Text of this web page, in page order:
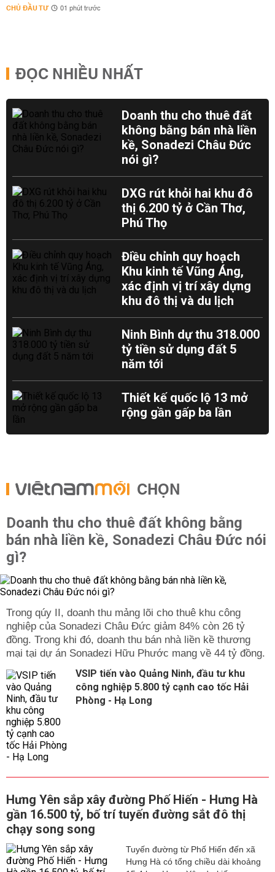
CHỦ ĐẦU TƯ 01 phút trước
ĐỌC NHIỀU NHẤT
Doanh thu cho thuê đất
không bằng bán nhà liền
kề, Sonadezi Châu Đức
nói gì?
DXG rút khỏi hai khu đô
thị 6.200 tỷ ở Cần Thơ,
Phú Thọ
Điều chỉnh quy hoạch
Khu kinh tế Vũng Áng,
xác định vị trí xây dựng
khu đô thị và du lịch
Ninh Bình dự thu 318.000
tỷ tiền sử dụng đất 5
năm tới
Thiết kế quốc lộ 13 mở
rộng gần gấp ba lần
CHỌN
Doanh thu cho thuê đất không bằng
bán nhà liền kề, Sonadezi Châu Đức nói
gì?
Trong qúy II, doanh thu mảng lõi cho thuê khu công
nghiệp của Sonadezi Châu Đức giảm 84% còn 26 tỷ
đồng. Trong khi đó, doanh thu bán nhà liền kề thương
mại tại dự án Sonadezi Hữu Phước mang về 44 tỷ đồng.
VSIP tiến vào Quảng Ninh, đầu tư khu
công nghiệp 5.800 tỷ cạnh cao tốc Hải
Phòng - Hạ Long
Hưng Yên sắp xây đường Phố Hiến - Hưng Hà
gần 16.500 tỷ, bố trí tuyến đường sắt đô thị
chạy song song
Tuyến đường từ Phố Hiến đến xã
Hưng Hà có tổng chiều dài khoảng